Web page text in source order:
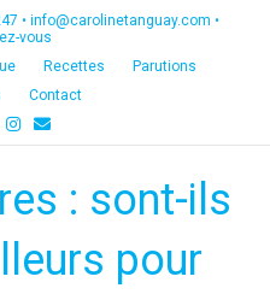
• info@carolinetanguay.com •
vous
Recettes
Parutions
Contact
g
r
E
m
a
: sont-ils
pour